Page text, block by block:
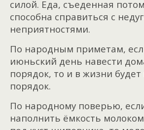
силой. Еда, съеденная
способна справиться с
неприятностями.
По народным приметам,
июньский день навести
порядок, то и в жизни
порядок.
По народному поверью,
наполнить ёмкость